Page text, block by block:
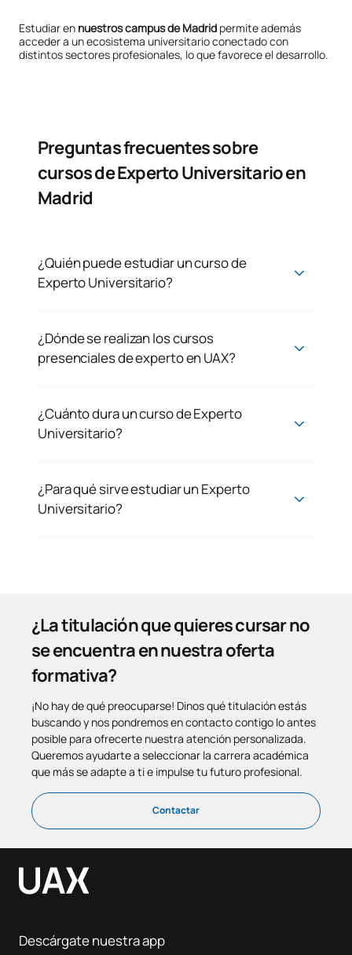
Preguntas frecuentes sobre
cursos de Experto Universitario en
Madrid
¿Quién puede estudiar un curso de
Experto Universitario?
¿Dónde se realizan los cursos
presenciales de experto en UAX?
¿Cuánto dura un curso de Experto
Universitario?
¿Para qué sirve estudiar un Experto
Universitario?
Estudiar en nuestros campus de Madrid permite además
acceder a un ecosistema universitario conectado con
distintos sectores profesionales, lo que favorece el desarrollo.
¿La titulación que quieres cursar no
se encuentra en nuestra oferta
formativa?
¡No hay de qué preocuparse! Dinos qué titulación estás
buscando y nos pondremos en contacto contigo lo antes
posible para ofrecerte nuestra atención personalizada.
Queremos ayudarte a seleccionar la carrera académica
que más se adapte a ti e impulse tu futuro profesional.
Contactar
Descárgate nuestra app